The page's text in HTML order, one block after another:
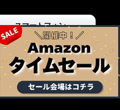
スマートフォン